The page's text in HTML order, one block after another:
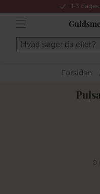
1-3
Forsiden
0